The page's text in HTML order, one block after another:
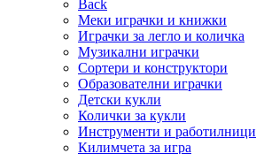
Back
Меки играчки и книжки
Играчки за легло и количка
Музикални играчки
Сортери и конструктори
Образователни играчки
Детски кукли
Колички за кукли
Инструменти и работилници
Килимчета за игра